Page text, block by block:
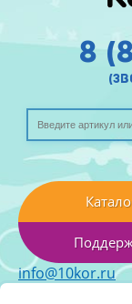
8
info@10kor.ru